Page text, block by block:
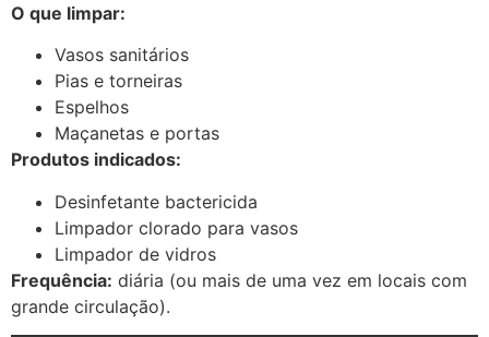
O que limpar:
Vasos sanitários
Pias e torneiras
Espelhos
Maçanetas e portas
Produtos indicados:
Desinfetante bactericida
Limpador clorado para vasos
Limpador de vidros
Frequência: diária (ou mais de uma vez em locais com
grande circulação).